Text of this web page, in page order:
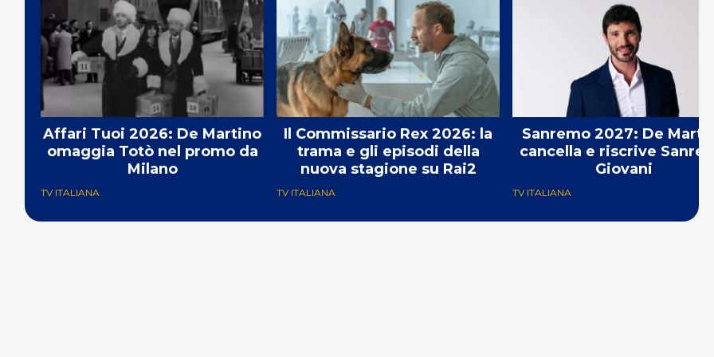
Affari Tuoi 2026: De Martino
omaggia Totò nel promo da
Milano
TV ITALIANA
Il Commissario Rex 2026: la
trama e gli episodi della
nuova stagione su Rai2
TV ITALIANA
Sanremo 2027: De
cancella e riscrive
Giovani
TV ITALIANA